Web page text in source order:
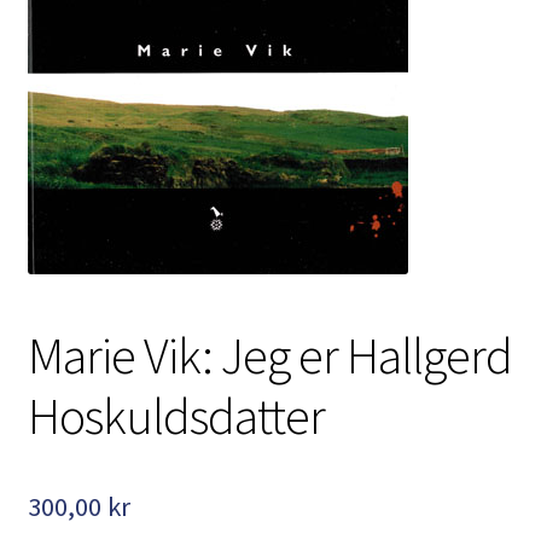
Min side
My Account
Personvernerklæring
Marie Vik: Jeg er Hallgerd
Hoskuldsdatter
300,00 kr